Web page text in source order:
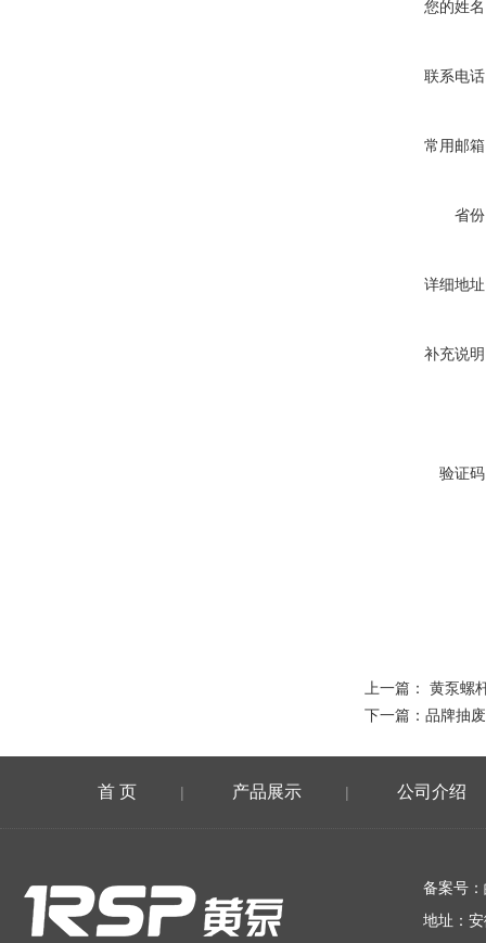
您的姓
联系电
常用邮
省
详细地
补充说
验证
上一篇： 黄泵螺
下一篇： 品牌抽
首 页 | 产品展示 | 公司介绍
备案号：
地址：